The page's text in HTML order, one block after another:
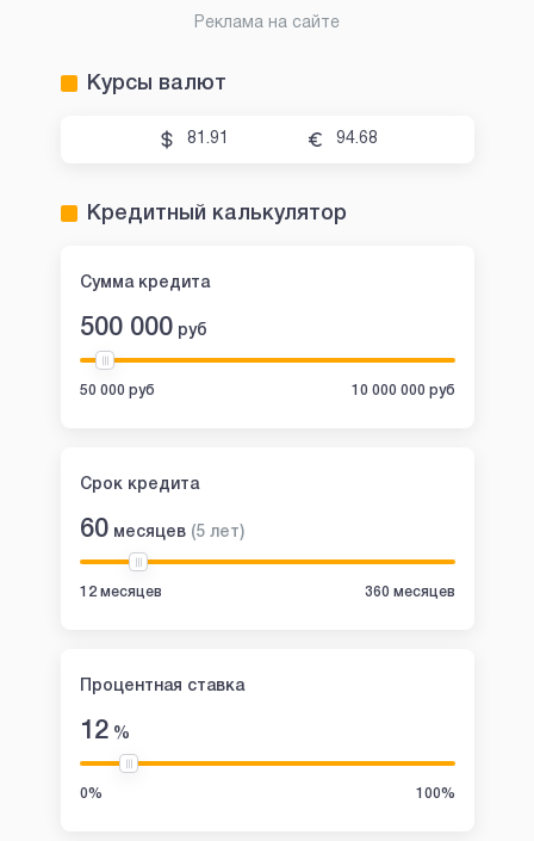
Реклама на сайте
Курсы валют
81.91 94.68
Кредитный калькулятор
Сумма кредита
500 000 руб
50 000 руб 10 000 000 руб
Срок кредита
60 месяцев (5 лет)
12 месяцев 360 месяцев
Процентная ставка
12%
0% 100%